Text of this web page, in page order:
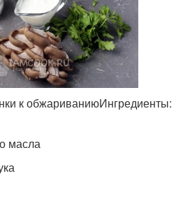
к обжариваниюИнгредиенты:
масла